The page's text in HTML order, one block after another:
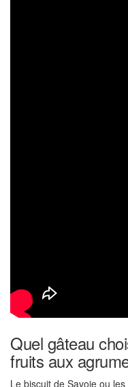
Quel gâteau
fruits aux
Le biscuit de Savoie ou